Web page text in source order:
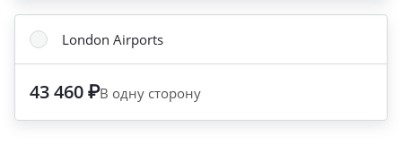
London Airports
43 460 ₽В одну сторону